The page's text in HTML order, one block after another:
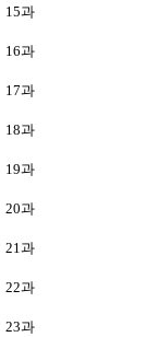
15과
16과
17과
18과
19과
20과
21과
22과
23과